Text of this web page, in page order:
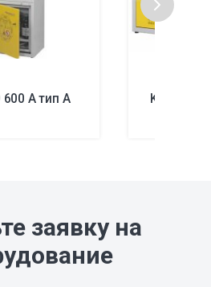
600 A тип A
заявку на